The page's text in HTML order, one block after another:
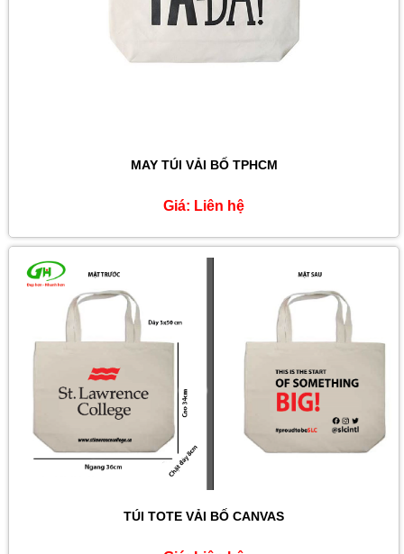
MAY TÚI VẢI BỐ TPHCM
Giá: Liên hệ
TÚI TOTE VẢI BỐ CANVAS